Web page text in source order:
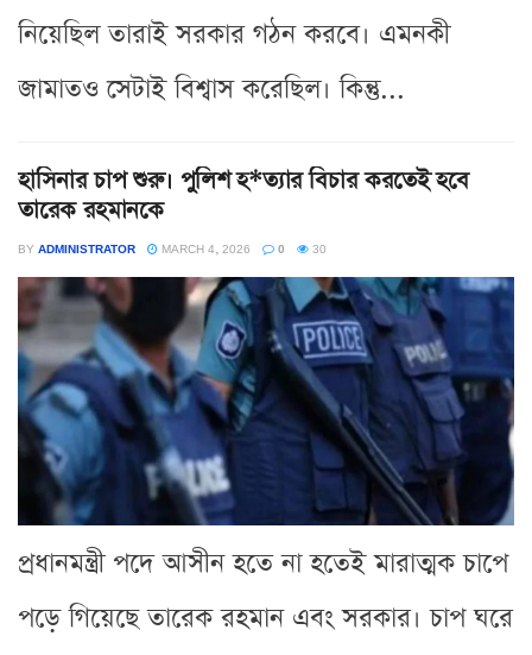
নিয়েছিল তারাই সরকার গঠন করবে। এমনকী
জামাতও সেটাই বিশ্বাস করেছিল। কিন্তু...
হাসিনার চাপ শুরু। পুলিশ হ*ত্যার বিচার করতেই হবে
তারেক রহমানকে
BY ADMINISTRATOR MARCH 4, 2026 0 30
প্রধানমন্ত্রী পদে আসীন হতে না হতেই মারাত্মক চাপে
পড়ে গিয়েছে তারেক রহমান এবং সরকার। চাপ ঘরে